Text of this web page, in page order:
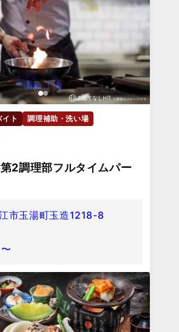
ト
調理補助・洗い場
2調理部フルタイムパー
市玉湯町玉造1218-8
〜